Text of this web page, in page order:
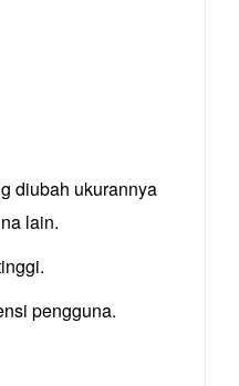
diubah ukurannya
lain.
pengguna.